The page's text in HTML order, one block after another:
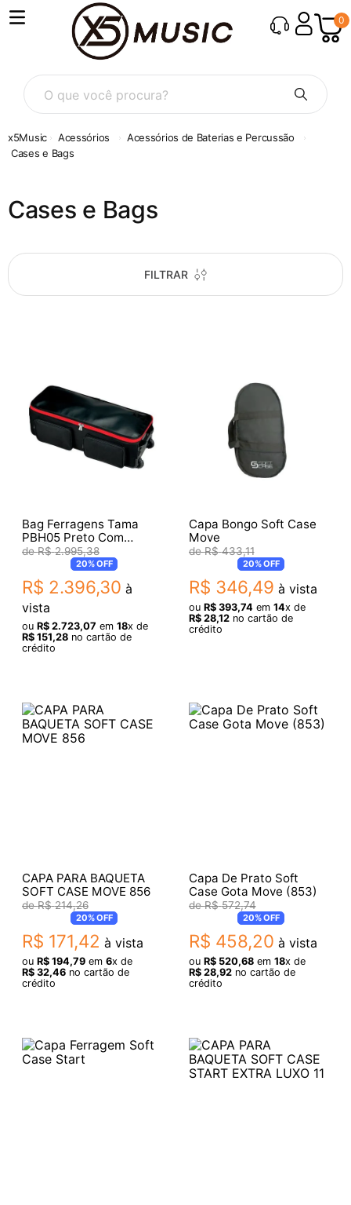
0
O que você procura?
Acessórios
Acessórios de Baterias e Percussão
Cases e Bags
Cases e Bags
FILTRAR
Bag Ferragens Tama
PBH05 Preto Com
Rodinhas
R$ 2.995,38
20%OFF
R$ 2.396,30 à
vista
ou R$ 2.723,07 em 18x de
R$ 151,28no cartão de
crédito
Capa Bongo Soft Case
Move
R$ 433,11
20%OFF
R$ 346,49 à vista
ou R$ 393,74em 14x de
R$ 28,12no cartão de
crédito
CAPA PARA BAQUETA
SOFT CASE MOVE 856
R$ 214,26
20%OFF
R$ 171,42 à vista
ou R$ 194,79em 6x de
R$ 32,46no cartão de
crédito
Capa De Prato Soft
Case Gota Move (853)
R$ 572,74
20%OFF
R$ 458,20 à vista
ou R$ 520,68em 18x de
R$ 28,92no cartão de
crédito